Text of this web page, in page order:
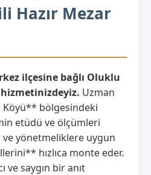
Hazır Mezar
ilçesine bağlı Oluklu
Uzman
bölgesindeki
etüdü ve ölçümleri
ve yönetmeliklere uygun
hızlıca monte eder.
ve saygın bir anıt